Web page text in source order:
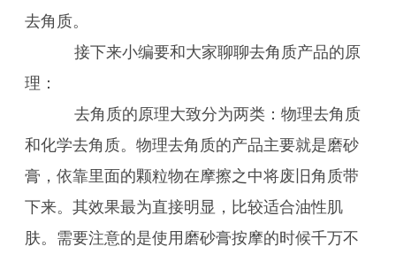
去角质。
接下来小编要和大家聊聊去角质产品的原
理：
去角质的原理大致分为两类：物理去角质
和化学去角质。物理去角质的产品主要就是磨砂
膏，依靠里面的颗粒物在摩擦之中将废旧角质带
下来。其效果最为直接明显，比较适合油性肌
肤。需要注意的是使用磨砂膏按摩的时候千万不